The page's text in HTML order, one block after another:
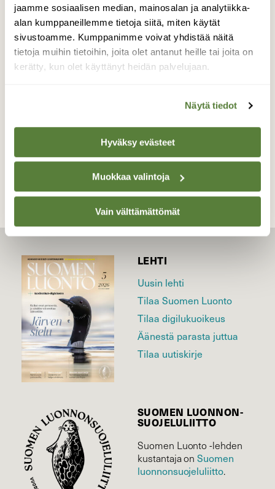
jaamme sosiaalisen median, mainosalan ja analytiikka-
alan kumppaneillemme tietoja siitä, miten käytät
sivustoamme. Kumppanimme voivat yhdistää näitä
tietoja muihin tietoihin, joita olet antanut heille tai joita on
kerätty, kun olet käyttänyt heidän palvelujaan.
Näytä tiedot
Hyväksy evästeet
Muokkaa valintoja
Vain välttämättömät
Harmaahaikara on pysytellyt piilossa koko
kesän,nyt onnistuin yllättämääm tämän
Naurissalmella,siellä se kalasteli
ryhdikkäänä:)
TAKAISIN LISTAAN
LEHTI
Uusin lehti
Tilaa Suomen Luonto
Tilaa digilukuoikeus
Äänestä parasta juttua
Tilaa uutiskirje
SUOMEN LUONNON­
SUOJELU­LIITTO
Suomen Luonto -lehden
kustantaja onSuomen
luonnonsuojelu­liitto.